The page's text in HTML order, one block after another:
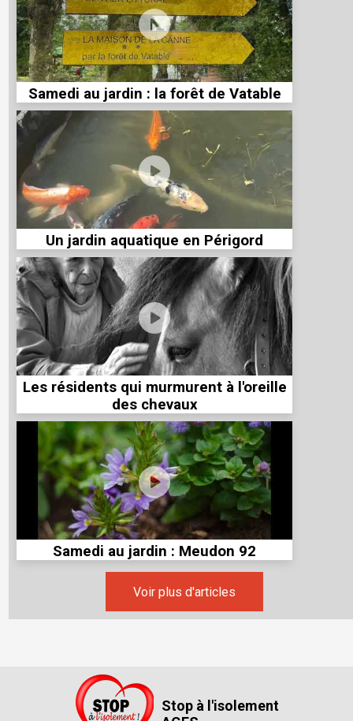
Samedi au jardin : la forêt de Vatable
Un jardin aquatique en Périgord
Les résidents qui murmurent à l'oreille
des chevaux
Samedi au jardin : Meudon 92
Voir plus d'articles
Stop à l'isolement